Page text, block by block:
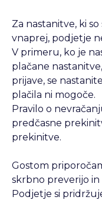
Za nastanitve, ki
vnaprej, podjetje
V primeru, ko je
plačane
prijave, se
plačila ni mogoče.
Pravilo o
predčasne
prekinitve.
Gostom
skrbno preverijo
Podjetje si